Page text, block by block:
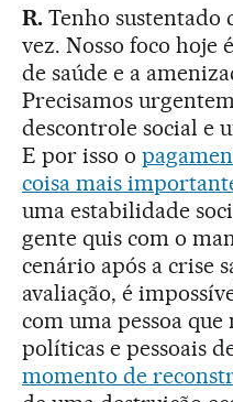
R. Tenho sustentado
vez. Nosso foco hoje
de saúde e a
Precisamos
descontrole social e
E por isso o
coisa mais
uma estabilidade
gente quis com o
cenário após a crise
avaliação, é
com uma pessoa
políticas e pessoais
momento de